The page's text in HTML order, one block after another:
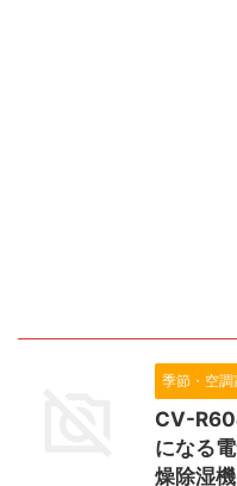
季節・空調
CV-R60
になる
燥除湿機